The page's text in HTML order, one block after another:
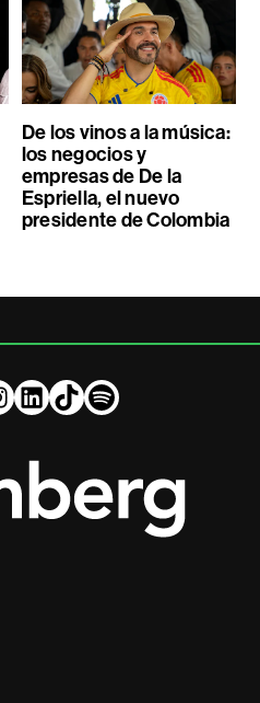
De los vinos a la música:
los negocios y
empresas de De la
Espriella, el nuevo
presidente de Colombia